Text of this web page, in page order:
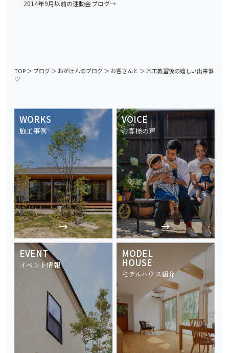
2014年9月以前の運動会ブログ→
TOP＞ ブログ＞ おがけんのブログ＞ お客さんと ＞木工教室後の嬉しい出来事
♡
WORKS
施工事例
VOICE
お客様の声
EVENT
イベント情報
MODEL
HOUSE
モデルハウス紹介